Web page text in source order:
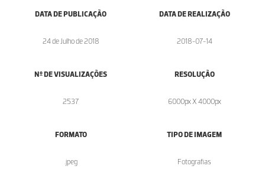
DATA DE PUBLICAÇÃO
24 de Julho de 2018
DATA DE REALIZAÇÃO
2018-07-14
Nº DE VISUALIZAÇÕES
2537
RESOLUÇÃO
6000px X 4000px
FORMATO
.jpeg
TIPO DE IMAGEM
Fotografias